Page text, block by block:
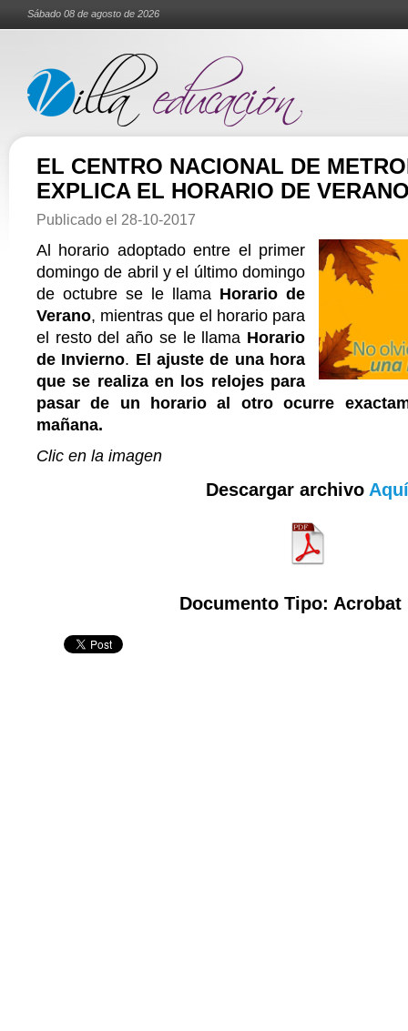
Sábado 08 de agosto de 2026
EL CENTRO NACIONAL DE
EXPLICA EL HORARIO DE
Publicado el 28-10-2017
Al horario adoptado entre el primer
domingo de abril y el último domingo
de octubre se le llama Horario de
Verano, mientras que el horario para
el resto del año se le llama Horario
de Invierno. El ajuste de una hora
que se realiza en los relojes para
pasar de un horario al otro ocurre
mañana.
Clic en la imagen
Descargar archivo Aquí
Documento Tipo: Acrobat